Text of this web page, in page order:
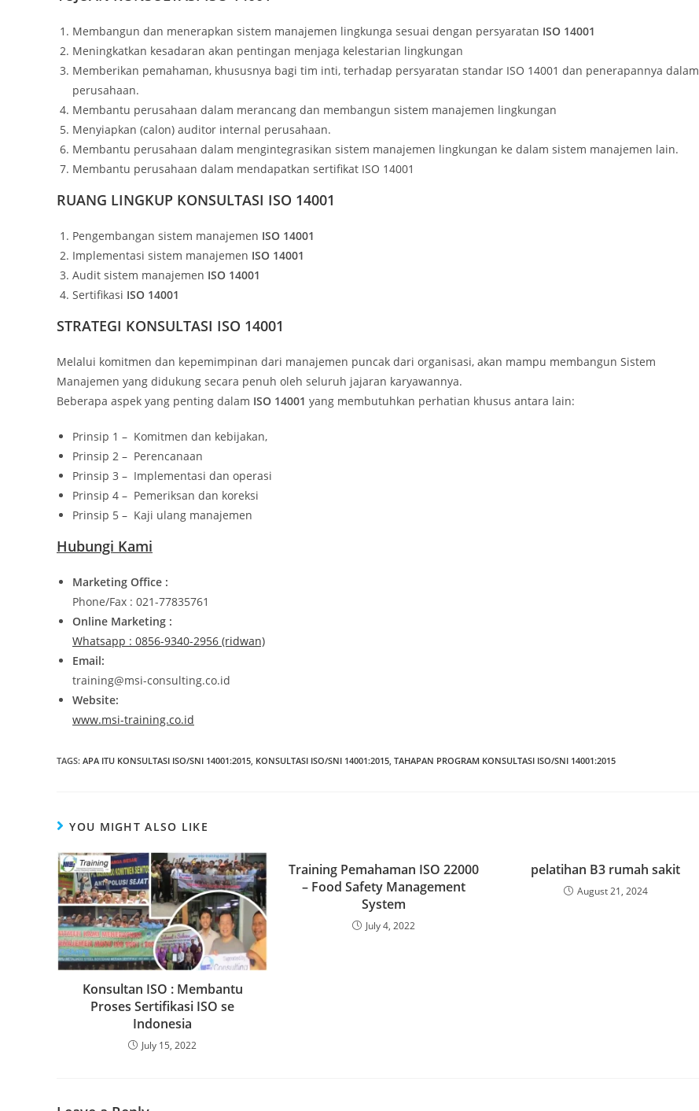
Membangun dan menerapkan sistem manajemen lingkunga sesuai dengan persyaratan ISO 14001
Meningkatkan kesadaran akan pentingan menjaga kelestarian lingkungan
Memberikan pemahaman, khususnya bagi tim inti, terhadap persyaratan standar ISO 14001 dan penerapannya dalam
perusahaan.
Membantu perusahaan dalam merancang dan membangun sistem manajemen lingkungan
Menyiapkan (calon) auditor internal perusahaan.
Membantu perusahaan dalam mengintegrasikan sistem manajemen lingkungan ke dalam sistem manajemen lain.
Membantu perusahaan dalam mendapatkan sertifikat ISO 14001
RUANG LINGKUP KONSULTASI ISO 14001
Pengembangan sistem manajemen ISO 14001
Implementasi sistem manajemen ISO 14001
Audit sistem manajemen ISO 14001
Sertifikasi ISO 14001
STRATEGI KONSULTASI ISO 14001
Melalui komitmen dan kepemimpinan dari manajemen puncak dari organisasi, akan mampu membangun Sistem
Manajemen yang didukung secara penuh oleh seluruh jajaran karyawannya.
Beberapa aspek yang penting dalam ISO 14001 yang membutuhkan perhatian khusus antara lain:
Prinsip 1 – Komitmen dan kebijakan,
Prinsip 2 – Perencanaan
Prinsip 3 – Implementasi dan operasi
Prinsip 4 – Pemeriksan dan koreksi
Prinsip 5 – Kaji ulang manajemen
Hubungi Kami
Marketing Office :
Phone/Fax : 021-77835761
Online Marketing :
Whatsapp : 0856-9340-2956 (ridwan)
Email:
training@msi-consulting.co.id
Website:
www.msi-training.co.id
TAGS: APA ITU KONSULTASI ISO/SNI 14001:2015, KONSULTASI ISO/SNI 14001:2015, TAHAPAN PROGRAM KONSULTASI ISO/SNI 14001:2015
YOU MIGHT ALSO LIKE
Konsultan ISO : Membantu
Proses Sertifikasi ISO se
Indonesia
July 15, 2022
Training Pemahaman ISO 22000
– Food Safety Management
System
July 4, 2022
pelatihan B3 rumah sakit
August 21, 2024